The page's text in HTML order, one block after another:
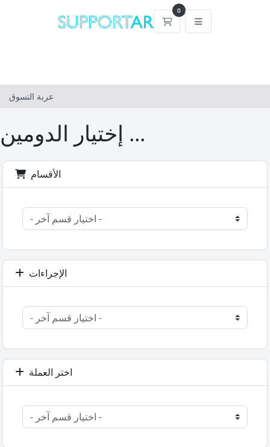
0
عربة التسوق
عربة التسوق
إختيار الدومين ...
الأقسام
الإجراءات
اختر العملة